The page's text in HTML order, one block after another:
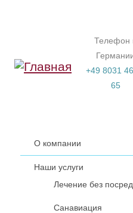
Телефон
+49 8031
65
О компании
Наши услуги
Лечение без
Санавиация